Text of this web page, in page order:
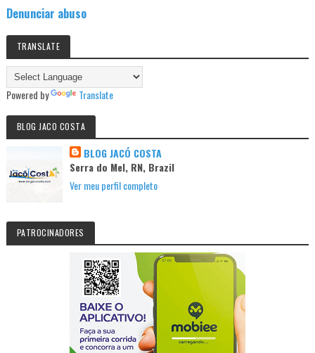
Denunciar abuso
TRANSLATE
Powered by Translate
BLOG JACO COSTA
BLOG JACÓ COSTA
Serra do Mel, RN, Brazil
Ver meu perfil completo
PATROCINADORES